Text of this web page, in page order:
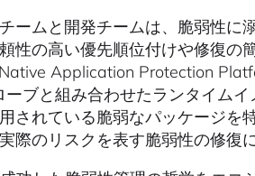
ームと開発チームは、脆弱性に
性の高い優先順位付けや修復
Application Protection
ブと組み合わせたランタイム
されている脆弱なパッケージを
際のリスクを表す脆弱性の修復